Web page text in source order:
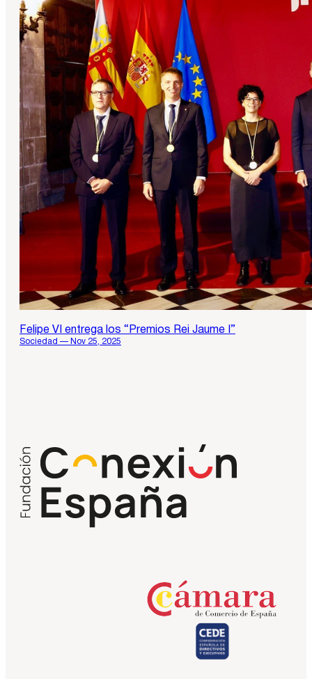
Felipe VI entrega los “Premios Rei Jaume I”
Sociedad — Nov 25, 2025